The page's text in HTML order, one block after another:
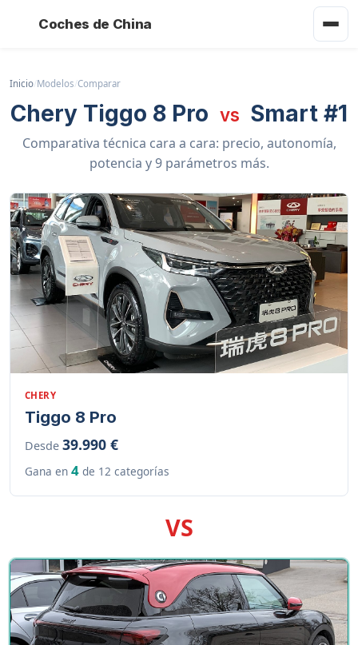
Coches de China
Inicio/Modelos/Comparar
Chery Tiggo 8 Pro vs Smart #1
Comparativa técnica cara a cara: precio, autonomía,
potencia y 9 parámetros más.
CHERY
Tiggo 8 Pro
Desde 39.990 €
Gana en 4de 12 categorías
VS